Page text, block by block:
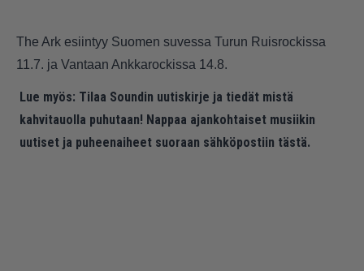
The Ark esiintyy Suomen suvessa Turun Ruisrockissa
11.7. ja Vantaan Ankkarockissa 14.8.
Lue myös: Tilaa Soundin uutiskirje ja tiedät mistä
kahvitauolla puhutaan! Nappaa ajankohtaiset musiikin
uutiset ja puheenaiheet suoraan sähköpostiin tästä.